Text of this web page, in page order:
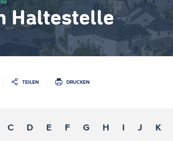
Haltestelle
TEILEN DRUCKEN
C D E F G H I J K